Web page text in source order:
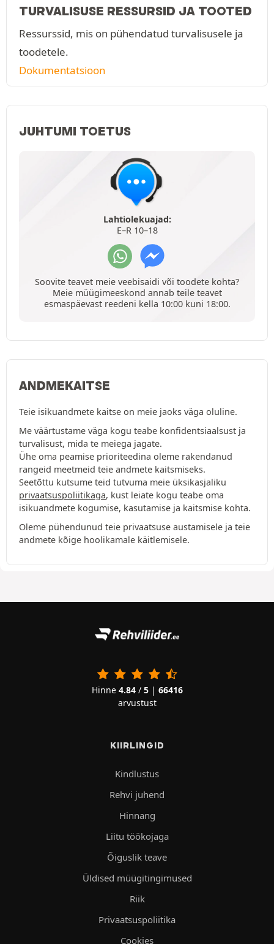
TURVALISUSE RESSURSID JA TOOTED
Ressurssid, mis on pühendatud turvalisusele ja
toodetele.
Dokumentatsioon
JUHTUMI TOETUS
Lahtiolekuajad:
E–R 10–18
Soovite teavet meie veebisaidi või toodete kohta?
Meie müügimeeskond annab teile teavet
esmaspäevast reedeni kella 10:00 kuni 18:00.
ANDMEKAITSE
Teie isikuandmete kaitse on meie jaoks väga oluline.
Me väärtustame väga kogu teabe konfidentsiaalsust ja
turvalisust, mida te meiega jagate.
Ühe oma peamise prioriteedina oleme rakendanud
rangeid meetmeid teie andmete kaitsmiseks.
Seetõttu kutsume teid tutvuma meie üksikasjaliku
privaatsuspoliitikaga, kust leiate kogu teabe oma
isikuandmete kogumise, kasutamise ja kaitsmise kohta.
Oleme pühendunud teie privaatsuse austamisele ja teie
andmete kõige hoolikamale käitlemisele.
Hinne 4.84/ 5| 66416
arvustust
KIIRLINGID
Kindlustus
Rehvi juhend
Hinnang
Liitu töökojaga
Õiguslik teave
Üldised müügitingimused
Riik
Privaatsuspoliitika
Cookies